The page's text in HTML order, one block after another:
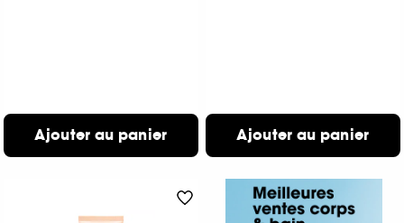
Ajouter au panier Ajouter au panier